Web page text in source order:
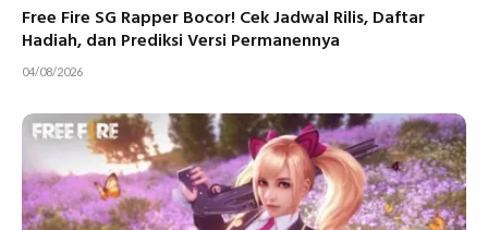
Free Fire SG Rapper Bocor! Cek Jadwal Rilis, Daftar
Hadiah, dan Prediksi Versi Permanennya
04/08/2026